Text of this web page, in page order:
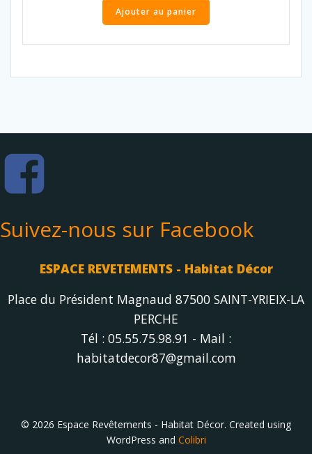
Ajouter au panier
Suivez-nous sur Facebook
ESPACE REVETEMENTS - Habitat Décor
Place du Président Magnaud 87500 SAINT-YRIEIX-LA
PERCHE
Tél : 05.55.75.98.91 - Mail :
habitatdecor87@gmail.com
© 2026 Espace Revêtements - Habitat Décor. Created using
WordPress and Colibri